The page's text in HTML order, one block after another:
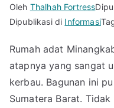
Oleh Thalhah Fortress
Dipublikasi di Informasi
Rumah adat
atapnya yang sangat
kerbau. Bagunan ini
Sumatera Barat.